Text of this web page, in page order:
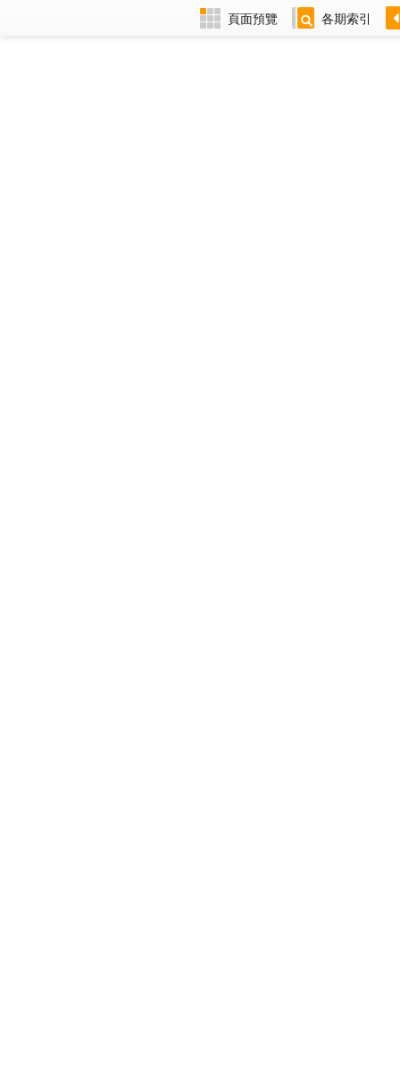
頁面預覽 各期索引